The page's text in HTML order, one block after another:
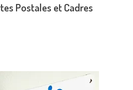
Postales et Cadres